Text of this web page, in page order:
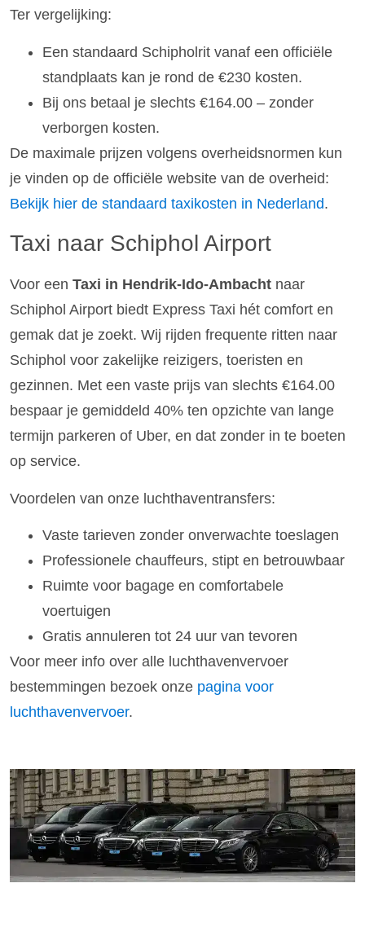
Ter vergelijking:
Een standaard Schipholrit vanaf een officiële
standplaats kan je rond de €230 kosten.
Bij ons betaal je slechts €164.00 – zonder
verborgen kosten.
De maximale prijzen volgens overheidsnormen kun
je vinden op de officiële website van de overheid:
Bekijk hier de standaard taxikosten in Nederland.
Taxi naar Schiphol Airport
Voor een Taxi in Hendrik-Ido-Ambacht naar
Schiphol Airport biedt Express Taxi hét comfort en
gemak dat je zoekt. Wij rijden frequente ritten naar
Schiphol voor zakelijke reizigers, toeristen en
gezinnen. Met een vaste prijs van slechts €164.00
bespaar je gemiddeld 40% ten opzichte van lange
termijn parkeren of Uber, en dat zonder in te boeten
op service.
Voordelen van onze luchthaventransfers:
Vaste tarieven zonder onverwachte toeslagen
Professionele chauffeurs, stipt en betrouwbaar
Ruimte voor bagage en comfortabele
voertuigen
Gratis annuleren tot 24 uur van tevoren
Voor meer info over alle luchthavenvervoer
bestemmingen bezoek onze pagina voor
luchthavenvervoer.